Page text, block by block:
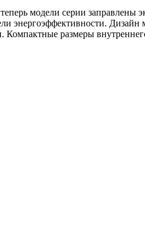
модели серии заправлены
энергоэффективности.
размеры